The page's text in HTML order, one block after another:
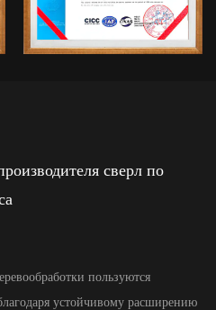
Сравнение цен на фрезы с
Для промышленных оптовых
первоочередное значение. При